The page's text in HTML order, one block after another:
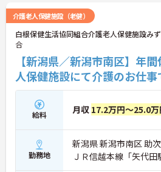
介護老人保健施設（老健）
白根保健生活協同組合介護老人保健施設み
合
【新潟県／新潟市南区】年
人保健施設にて介護のお仕
給料 月収 17.2万円～25.0万
勤務地
新潟県 新潟市南区 助
ＪＲ信越本線「矢代